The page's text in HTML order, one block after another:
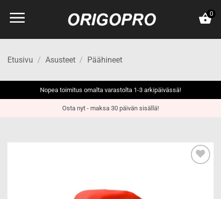
0
Etusivu / Asusteet / Päähineet
Nopea toimitus omalta varastolta 1-3 arkipäivässä!
Osta nyt - maksa 30 päivän sisällä!